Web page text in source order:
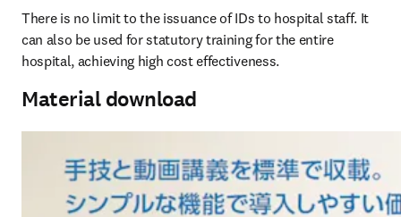
There is no limit to the issuance of IDs to hospital staff. It
can also be used for statutory training for the entire
hospital, achieving high cost effectiveness.
Material download